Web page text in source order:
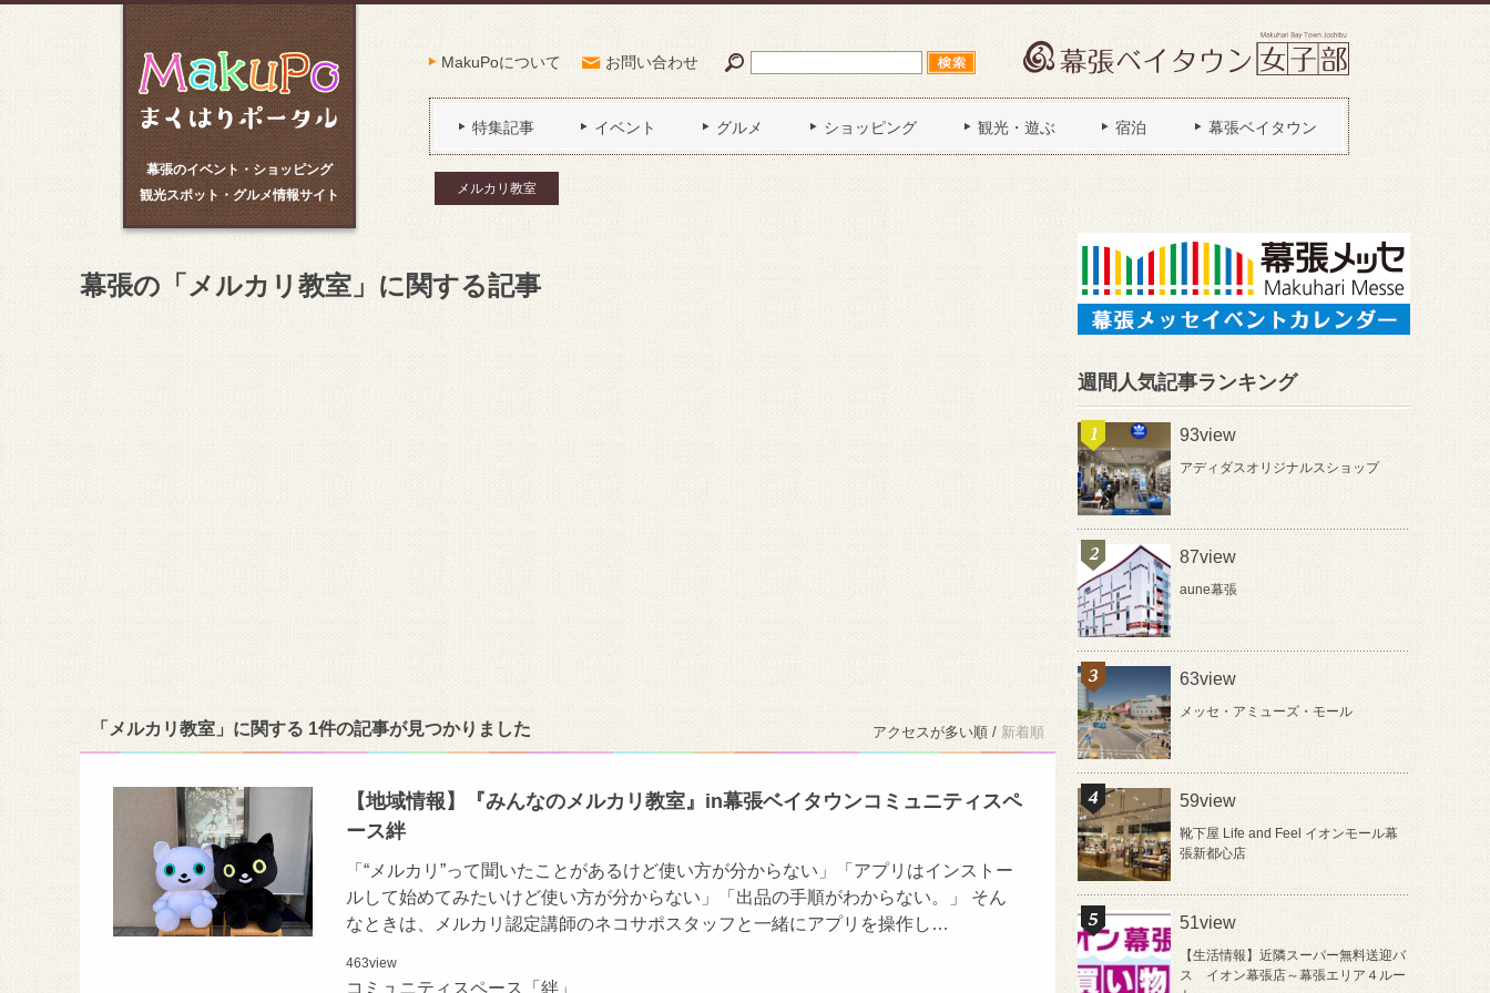
幕張のイベント・ショッピング
観光スポット・グルメ情報サイト
MakuPoについて お問い合わせ
特集記事 イベント グルメ ショッピング 観光・遊ぶ 宿泊 幕張ベイタウン
メルカリ教室
幕張の「メルカリ教室」に関する記事
「メルカリ教室」に関する 1件の記事が見つかりました アクセスが多い順 / 新着順
【地域情報】『みんなのメルカリ教室』in幕張ベイタウンコミュニティスペ
ース絆
「“メルカリ”って聞いたことがあるけど使い方が分からない」「アプリはインストー
ルして始めてみたいけど使い方が分からない」「出品の手順がわからない。」 そん
なときは、メルカリ認定講師のネコサポスタッフと一緒にアプリを操作し…
463view
コミュニティスペース「絆」
週間人気記事ランキング
93view
アディダスオリジナルスショップ
87view
aune幕張
63view
メッセ・アミューズ・モール
59view
靴下屋 Life and Feel イオンモール幕
張新都心店
51view
【生活情報】近隣スーパー無料送迎バ
ス イオン幕張店～幕張エリア４ルー